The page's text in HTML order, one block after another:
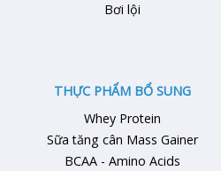
Bơi lội
THỰC PHẨM BỔ SUNG
Whey Protein
Sữa tăng cân Mass Gainer
BCAA - Amino Acids